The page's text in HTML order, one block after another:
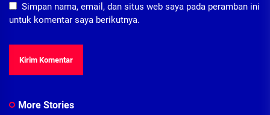
Simpan nama, email, dan situs web saya pada peramban ini
untuk komentar saya berikutnya.
More Stories